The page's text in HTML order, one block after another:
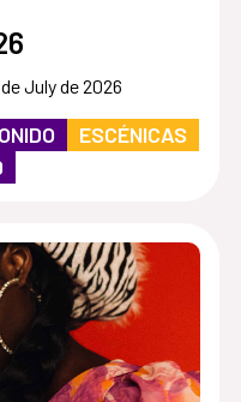
July de 2026
ESCÉNICAS